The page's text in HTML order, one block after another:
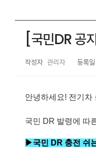
[국민DR
작성자 관리자 등록일
안녕하세요! 전기차
국민 DR 발령에 따
▶국민 DR 충전 쉬